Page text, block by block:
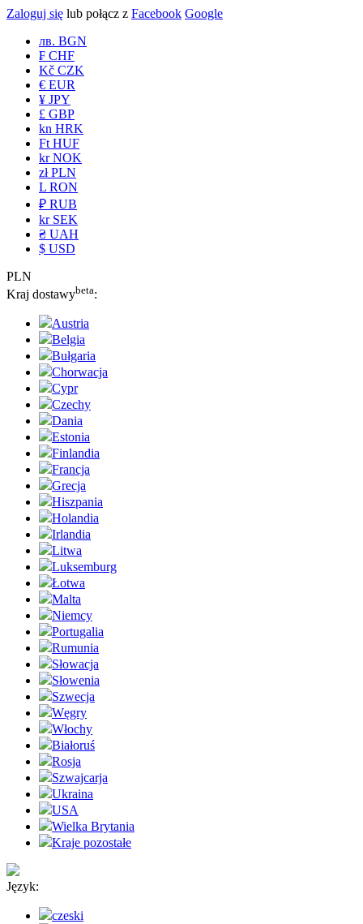
Zaloguj się lub połącz z Facebook Google
лв. BGN
₣ CHF
Kč CZK
€ EUR
¥ JPY
£ GBP
kn HRK
Ft HUF
kr NOK
zł PLN
L RON
₽ RUB
kr SEK
₴ UAH
$ USD
PLN
Kraj dostawybeta:
Austria
Belgia
Bułgaria
Chorwacja
Cypr
Czechy
Dania
Estonia
Finlandia
Francja
Grecja
Hiszpania
Holandia
Irlandia
Litwa
Luksemburg
Łotwa
Malta
Niemcy
Portugalia
Rumunia
Słowacja
Słowenia
Szwecja
Węgry
Włochy
Białoruś
Rosja
Szwajcarja
Ukraina
USA
Wielka Brytania
Kraje pozostałe
Język:
czeski